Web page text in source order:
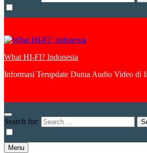
What HI-FI? Indonesia
Informasi Terupdate Dunia Audio Video di
Search for:
Menu